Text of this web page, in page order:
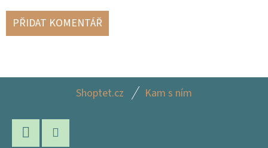
PŘIDAT KOMENTÁŘ
Shoptet.cz Kam s ním